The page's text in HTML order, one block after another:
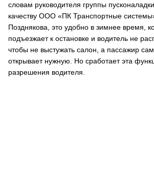
словам руководителя группы
качеству ООО «ПК Транспортные
Позднякова, это удобно в зимнее время,
подъезжает к остановке и водитель не
чтобы не выстужать салон, а пассажир
открывает нужную. Но сработает эта
разрешения водителя.